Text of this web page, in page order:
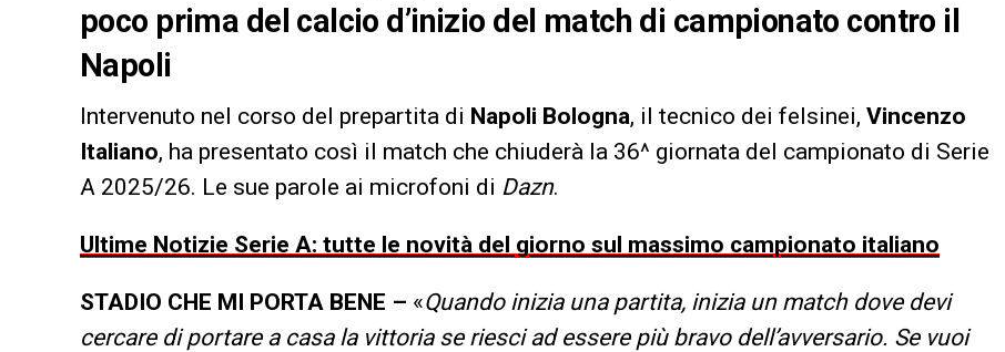
poco prima del calcio d’inizio del match di campionato contro il
Napoli
Intervenuto nel corso del prepartita di Napoli Bologna, il tecnico dei felsinei, Vincenzo
Italiano, ha presentato così il match che chiuderà la 36^ giornata del campionato di Serie
A 2025/26. Le sue parole ai microfoni di Dazn.
Ultime Notizie Serie A: tutte le novità del giorno sul massimo campionato italiano
STADIO CHE MI PORTA BENE – «Quando inizia una partita, inizia un match dove devi
cercare di portare a casa la vittoria se riesci ad essere più bravo dell’avversario. Se vuoi